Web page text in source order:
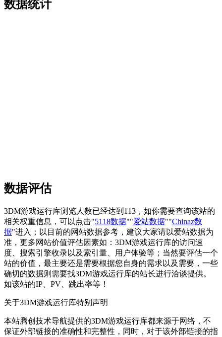
数据统计
数据评估
3DM游戏运行库浏览人数已经达到113，如你需要查询该站的
相关权重信息，可以点击"5118数据""爱站数据""Chinaz数
据"进入；以目前的网站数据参考，建议大家请以爱站数据为
准，更多网站价值评估因素如：3DM游戏运行库的访问速
度、搜索引擎收录以及索引量、用户体验等；当然要评估一个
站的价值，最主要还是需要根据您自身的需求以及需要，一些
确切的数据则需要找3DM游戏运行库的站长进行洽谈提供。
如该站的IP、PV、跳出率等！
关于3DM游戏运行库特别声明
本站腾创技术导航提供的3DM游戏运行库都来源于网络，不
保证外部链接的准确性和完整性，同时，对于该外部链接的指